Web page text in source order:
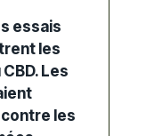
essais
les
CBD. Les
les